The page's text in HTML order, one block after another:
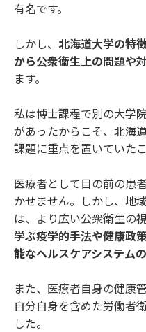
有名です。
しかし、 北海道大学の特
から公衆衛生上の問題や
ます。
私は博士課程で別の大学
があったからこそ、北海
課題に重点を置いていた
医療者として目の前の患
かせません。しかし、地
は、より広い公衆衛生の
学ぶ疫学的手法や健康政
能なヘルスケアシステム
また、医療者自身の健康
自分自身を含めた労働者
した。